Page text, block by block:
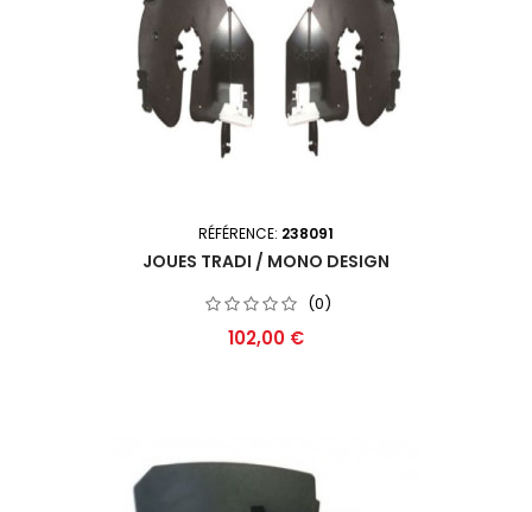
RÉFÉRENCE: 238091
JOUES TRADI / MONO DESIGN
(0)
Prix
102,00 €